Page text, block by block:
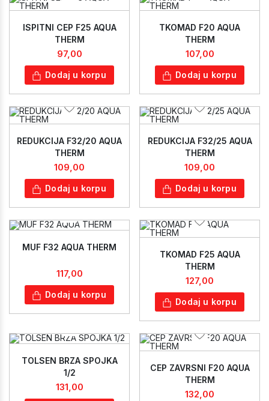
ISPITNI CEP F25 AQUA
THERM
97,00
Dodaj u korpu
TKOMAD F20 AQUA
THERM
107,00
Dodaj u korpu
REDUKCIJA F32/20 AQUA
THERM
109,00
Dodaj u korpu
REDUKCIJA F32/25 AQUA
THERM
109,00
Dodaj u korpu
MUF F32 AQUA THERM
117,00
Dodaj u korpu
TKOMAD F25 AQUA
THERM
127,00
Dodaj u korpu
TOLSEN BRZA SPOJKA
1/2
131,00
CEP ZAVRSNI F20 AQUA
THERM
132,00